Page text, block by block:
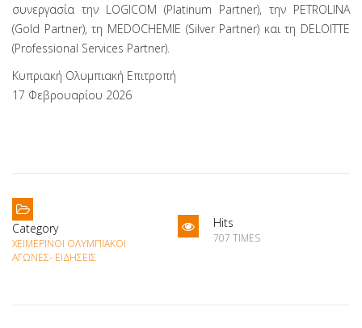
συνεργασία την LOGICOM (Platinum Partner), την PETROLINA
(Gold Partner), τη MEDOCHEMIE (Silver Partner) και τη DELOITTE
(Professional Services Partner).
Κυπριακή Ολυμπιακή Επιτροπή
17 Φεβρουαρίου 2026
Category
ΧΕΙΜΕΡΙΝΟΊ ΟΛΥΜΠΙΑΚΟΊ
ΑΓΏΝΕΣ- ΕΙΔΉΣΕΙΣ
Hits
707 TIMES